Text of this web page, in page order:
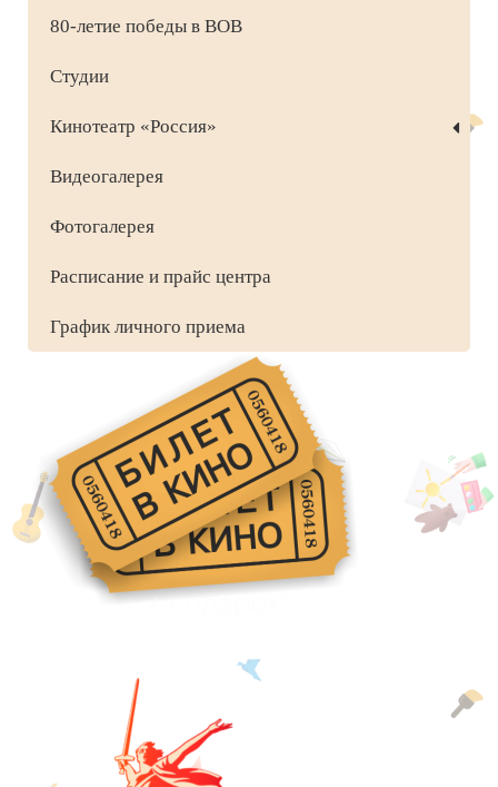
80-летие победы в ВОВ
Студии
Кинотеатр «Россия»
Видеогалерея
Фотогалерея
Расписание и прайс центра
График личного приема